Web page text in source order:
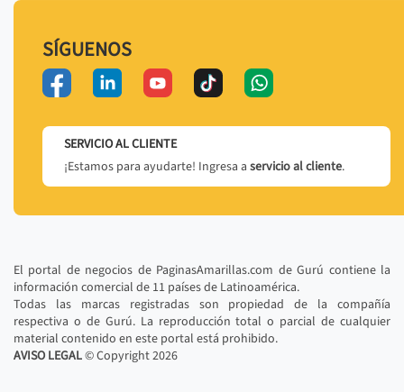
SÍGUENOS
SERVICIO AL CLIENTE
¡Estamos para ayudarte! Ingresa a servicio al cliente.
El portal de negocios de PaginasAmarillas.com de Gurú contiene la
información comercial de 11 países de Latinoamérica.
Todas las marcas registradas son propiedad de la compañía
respectiva o de Gurú. La reproducción total o parcial de cualquier
material contenido en este portal está prohibido.
AVISO LEGAL© Copyright2026